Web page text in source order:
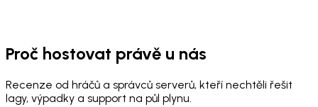
Proč hostovat právě u nás
Recenze od hráčů a správců serverů, kteří nechtěli řešit
lagy, výpadky a support na půl plynu.